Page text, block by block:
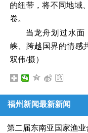
的纽带，将不同地域
卷。
当龙舟划过水面
峡、跨越国界的情感
双伟/摄）
福州新闻最新新闻
第二届东南亚国家渔